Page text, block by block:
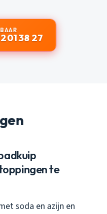
38 27
te
soda en azijn en